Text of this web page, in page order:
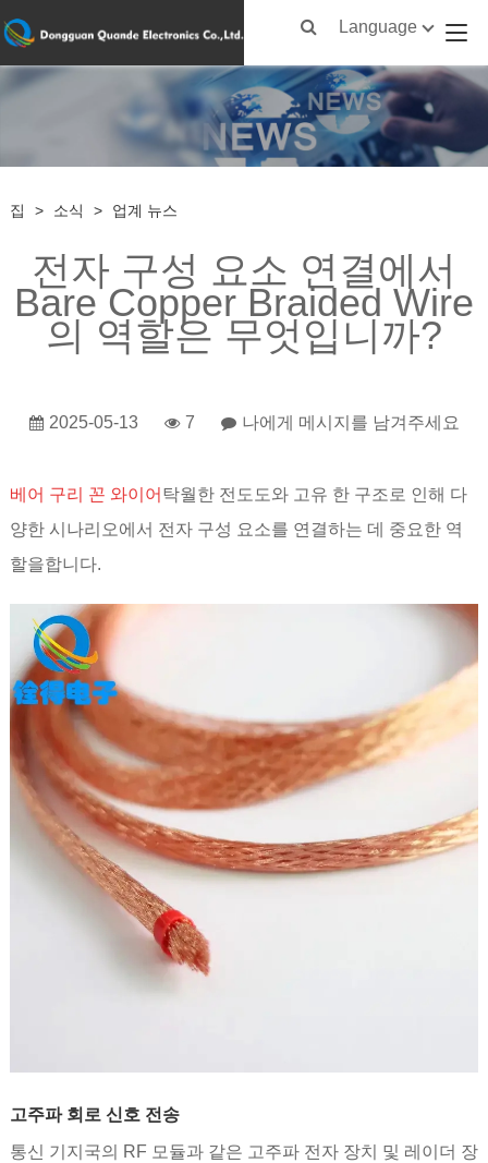
Language
집 > 소식 > 업계 뉴스
전자 구성 요소 연결에서
Bare Copper Braided Wire
의 역할은 무엇입니까?
2025-05-13 7 나에게 메시지를 남겨주세요
베어 구리 꼰 와이어 탁월한 전도도와 고유 한 구조로 인해 다
양한 시나리오에서 전자 구성 요소를 연결하는 데 중요한 역
할을합니다.
고주파 회로 신호 전송
통신 기지국의 RF 모듈과 같은 고주파 전자 장치 및 레이더 장